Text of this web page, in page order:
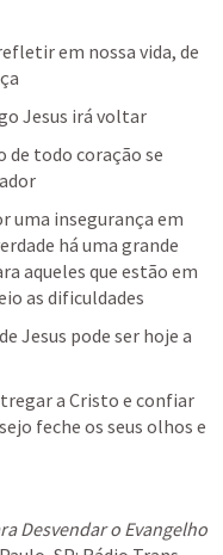
em nossa vida, de
Jesus irá voltar
de todo coração se
uma insegurança em
há uma grande
aqueles que estão em
as dificuldades
Jesus pode ser hoje a
a Cristo e confiar
feche os seus olhos e
Desvendar o Evangelho